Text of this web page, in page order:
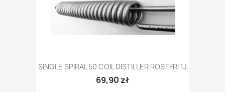
SINGLE SPIRAL 50 COIL DISTILLER ROSTFRI 1J
69,90 zł